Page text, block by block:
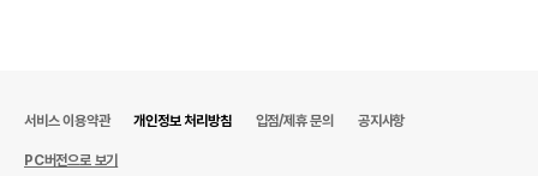
서비스 이용약관 개인정보 처리방침 입점/제휴 문의 공지사항
PC버전으로 보기